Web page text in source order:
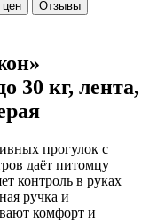
Отзывы
30 кг, лента,
прогулок с
даёт питомцу
контроль в руках
ручка и
комфорт и